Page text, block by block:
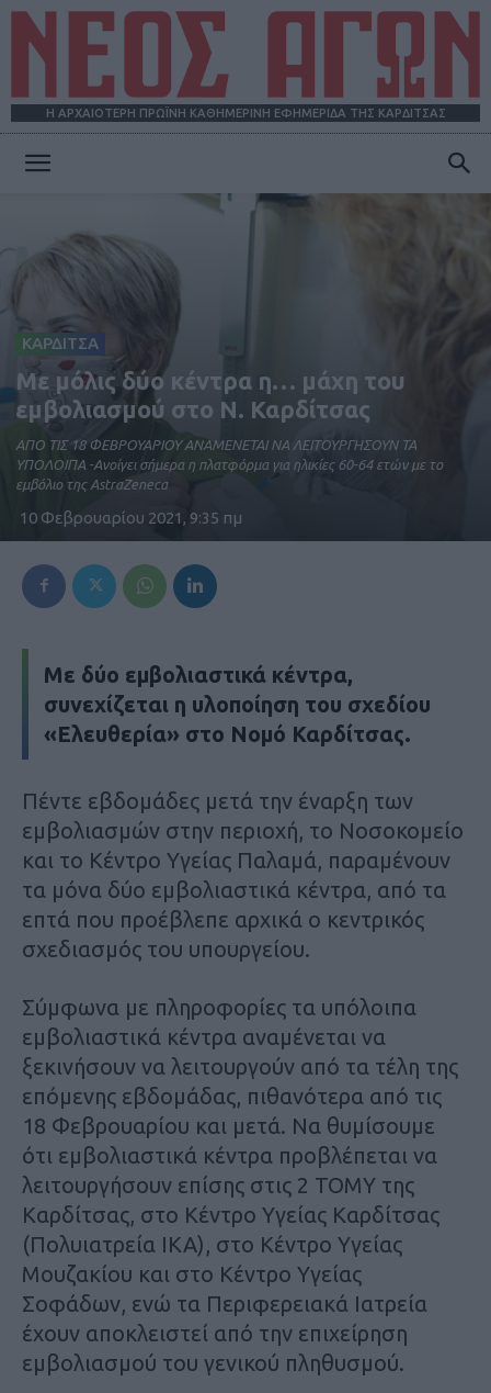
Η ΑΡΧΑΙΟΤΕΡΗ ΠΡΩΪΝΗ ΚΑΘΗΜΕΡΙΝΗ ΕΦΗΜΕΡΙΔΑ ΤΗΣ ΚΑΡΔΙΤΣΑΣ
ΚΑΡΔΙΤΣΑ
Με μόλις δύο κέντρα η… μάχη του
εμβολιασμού στο Ν. Καρδίτσας
ΑΠΟ ΤΙΣ 18 ΦΕΒΡΟΥΑΡΙΟΥ ΑΝΑΜΕΝΕΤΑΙ ΝΑ ΛΕΙΤΟΥΡΓΗΣΟΥΝ ΤΑ
ΥΠΟΛΟΙΠΑ -Ανοίγει σήμερα η πλατφόρμα για ηλικίες 60-64 ετών με το
εμβόλιο της AstraZeneca
10 Φεβρουαρίου 2021, 9:35 πμ
Με δύο εμβολιαστικά κέντρα,
συνεχίζεται η υλοποίηση του σχεδίου
«Ελευθερία» στο Νομό Καρδίτσας.
Πέντε εβδομάδες μετά την έναρξη των
εμβολιασμών στην περιοχή, το Νοσοκομείο
και το Κέντρο Υγείας Παλαμά, παραμένουν
τα μόνα δύο εμβολιαστικά κέντρα, από τα
επτά που προέβλεπε αρχικά ο κεντρικός
σχεδιασμός του υπουργείου.
Σύμφωνα με πληροφορίες τα υπόλοιπα
εμβολιαστικά κέντρα αναμένεται να
ξεκινήσουν να λειτουργούν από τα τέλη της
επόμενης εβδομάδας, πιθανότερα από τις
18 Φεβρουαρίου και μετά. Να θυμίσουμε
ότι εμβολιαστικά κέντρα προβλέπεται να
λειτουργήσουν επίσης στις 2 ΤΟΜΥ της
Καρδίτσας, στο Κέντρο Υγείας Καρδίτσας
(Πολυιατρεία ΙΚΑ), στο Κέντρο Υγείας
Μουζακίου και στο Κέντρο Υγείας
Σοφάδων, ενώ τα Περιφερειακά Ιατρεία
έχουν αποκλειστεί από την επιχείρηση
εμβολιασμού του γενικού πληθυσμού.